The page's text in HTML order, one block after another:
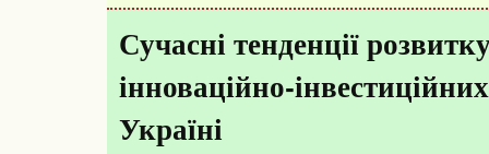
Сучасні тенденції
інноваційно-
Україні